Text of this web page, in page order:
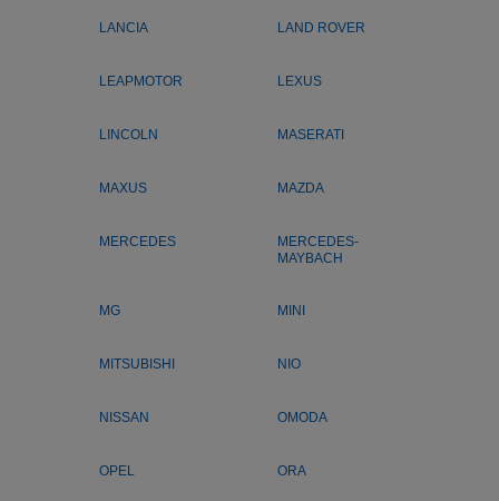
LANCIA LAND ROVER
LEAPMOTOR LEXUS
LINCOLN MASERATI
MAXUS MAZDA
MERCEDES
MERCEDES-
MAYBACH
MG MINI
MITSUBISHI NIO
NISSAN OMODA
OPEL ORA